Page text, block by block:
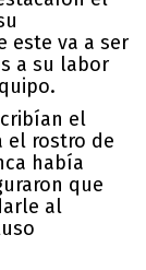
este va a ser
a su labor
el
el rostro de
había
que
al